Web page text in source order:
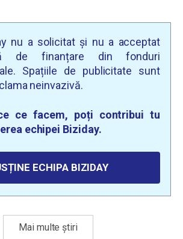
nu a solicitat și nu a acceptat
de finanțare din fonduri
Spațiile de publicitate sunt
neinvazivă.
ce facem, poți contribui tu
echipei Biziday.
ECHIPA BIZIDAY
Mai multe știri